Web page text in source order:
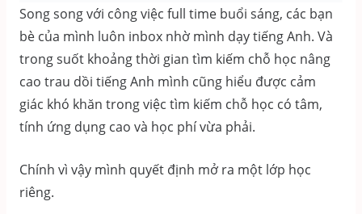
Song song với công việc full time buổi sáng, các bạn
bè của mình luôn inbox nhờ mình dạy tiếng Anh. Và
trong suốt khoảng thời gian tìm kiếm chỗ học nâng
cao trau dồi tiếng Anh mình cũng hiểu được cảm
giác khó khăn trong việc tìm kiếm chỗ học có tâm,
tính ứng dụng cao và học phí vừa phải.
Chính vì vậy mình quyết định mở ra một lớp học
riêng.